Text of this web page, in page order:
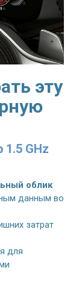
эту
GHz
облик
данным во
затрат
для